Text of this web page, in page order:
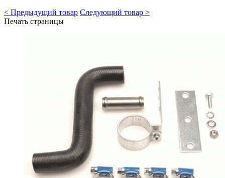
< Предыдущий товар Следующий товар >
Печать страницы